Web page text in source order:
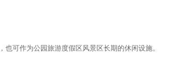
可作为公园旅游度假区风景区长期的休闲设施。